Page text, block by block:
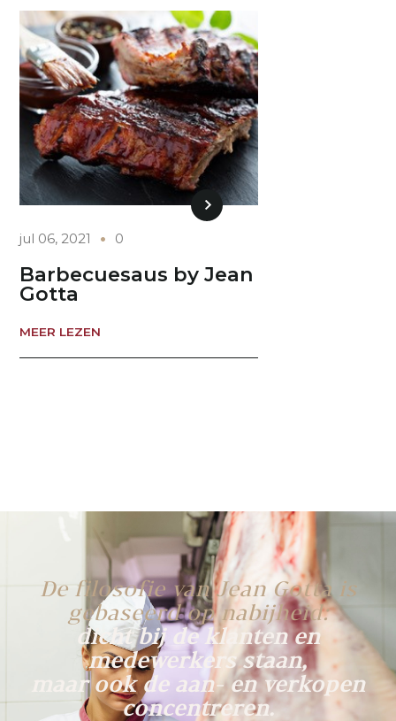
jul 06, 2021 0
Barbecuesaus by Jean
Gotta
MEER LEZEN
De filosofie van Jean Gotta is
gebaseerd op nabijheid:
dicht bij de klanten en
medewerkers staan,
maar ook de aan- en verkopen
concentreren.